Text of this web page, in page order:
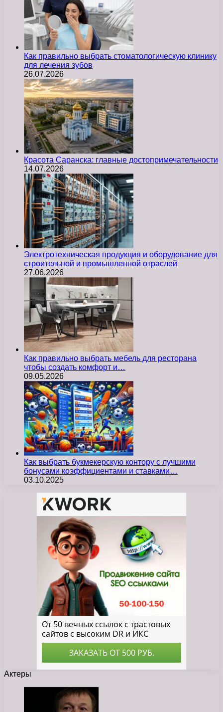
Как правильно выбрать стоматологическую клинику
для лечения зубов
26.07.2026
Красота Саранска: главные достопримечательности
14.07.2026
Электротехническая продукция и оборудование для
строительной и промышленной отраслей
27.06.2026
Как правильно выбрать мебель для ресторана
чтобы создать комфорт и…
09.05.2026
Как выбрать букмекерскую контору с лучшими
бонусами коэффициентами и ставками…
03.10.2025
Актеры